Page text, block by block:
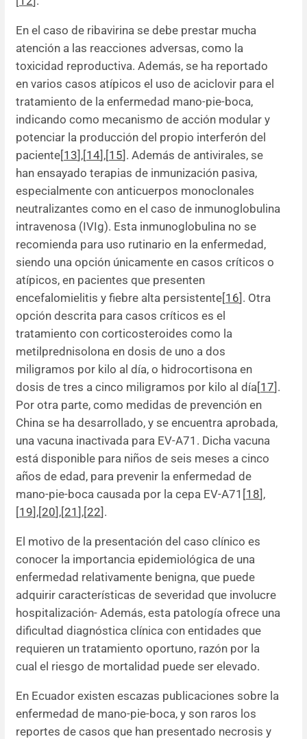
En el caso de ribavirina se debe prestar mucha
atención a las reacciones adversas, como la
toxicidad reproductiva. Además, se ha reportado
en varios casos atípicos el uso de aciclovir para el
tratamiento de la enfermedad mano-pie-boca,
indicando como mecanismo de acción modular y
potenciar la producción del propio interferón del
paciente[13],[14],[15]. Además de antivirales, se
han ensayado terapias de inmunización pasiva,
especialmente con anticuerpos monoclonales
neutralizantes como en el caso de inmunoglobulina
intravenosa (IVIg). Esta inmunoglobulina no se
recomienda para uso rutinario en la enfermedad,
siendo una opción únicamente en casos críticos o
atípicos, en pacientes que presenten
encefalomielitis y fiebre alta persistente[16]. Otra
opción descrita para casos críticos es el
tratamiento con corticosteroides como la
metilprednisolona en dosis de uno a dos
miligramos por kilo al día, o hidrocortisona en
dosis de tres a cinco miligramos por kilo al día[17].
Por otra parte, como medidas de prevención en
China se ha desarrollado, y se encuentra aprobada,
una vacuna inactivada para EV-A71. Dicha vacuna
está disponible para niños de seis meses a cinco
años de edad, para prevenir la enfermedad de
mano-pie-boca causada por la cepa EV-A71[18],
[19],[20],[21 ],[22].
El motivo de la presentación del caso clínico es
conocer la importancia epidemiológica de una
enfermedad relativamente benigna, que puede
adquirir características de severidad que involucre
hospitalización- Además, esta patología ofrece una
dificultad diagnóstica clínica con entidades que
requieren un tratamiento oportuno, razón por la
cual el riesgo de mortalidad puede ser elevado.
En Ecuador existen escazas publicaciones sobre la
enfermedad de mano-pie-boca, y son raros los
reportes de casos que han presentado necrosis y